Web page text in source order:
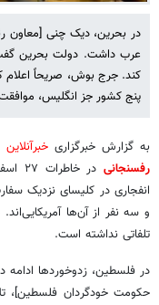
در بحرین، دیک چنی [معاون
عرب داشت. دولت بحرین‌
کند. جرج بوش، صریحاً اعلام
پنج کشور جز انگلیس،
به گزارش خبرگزاری خبرآنلاین
رفسنجانی
و سه نفر از آن‌ها
تلفاتی نداشته است.
در فلسطین، زدوخوردها ادامه
حکومت خودگردان فلسطین]،